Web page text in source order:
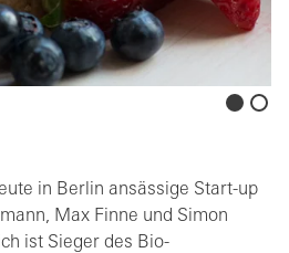
in Berlin ansässige Start-up
Max Finne und Simon
ist Sieger des Bio-